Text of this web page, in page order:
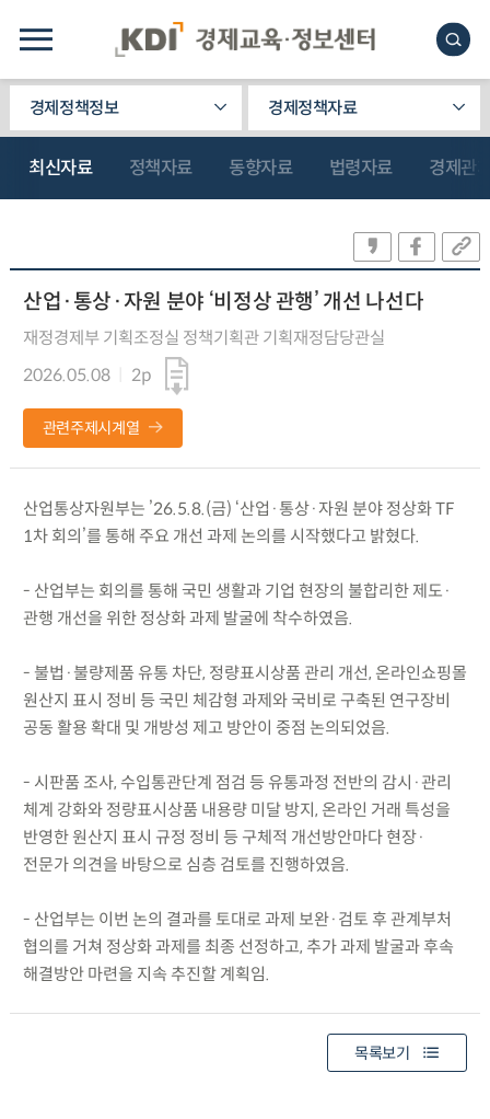
경제정책정보 경제정책자료
최신자료 정책자료 동향자료 법령자료 경제관
산업·통상·자원 분야 ‘비정상 관행’ 개선 나선다
재정경제부 기획조정실 정책기획관 기획재정담당관실
2026.05.08
2p
관련주제시계열
산업통상자원부는 ’26.5.8.(금) ‘산업·통상·자원 분야 정상화 TF
1차 회의’를 통해 주요 개선 과제 논의를 시작했다고 밝혔다.
- 산업부는 회의를 통해 국민 생활과 기업 현장의 불합리한 제도·
관행 개선을 위한 정상화 과제 발굴에 착수하였음.
- 불법·불량제품 유통 차단, 정량표시상품 관리 개선, 온라인쇼핑몰
원산지 표시 정비 등 국민 체감형 과제와 국비로 구축된 연구장비
공동 활용 확대 및 개방성 제고 방안이 중점 논의되었음.
- 시판품 조사, 수입통관단계 점검 등 유통과정 전반의 감시·관리
체계 강화와 정량표시상품 내용량 미달 방지, 온라인 거래 특성을
반영한 원산지 표시 규정 정비 등 구체적 개선방안마다 현장·
전문가 의견을 바탕으로 심층 검토를 진행하였음.
- 산업부는 이번 논의 결과를 토대로 과제 보완·검토 후 관계부처
협의를 거쳐 정상화 과제를 최종 선정하고, 추가 과제 발굴과 후속
해결방안 마련을 지속 추진할 계획임.
목록보기